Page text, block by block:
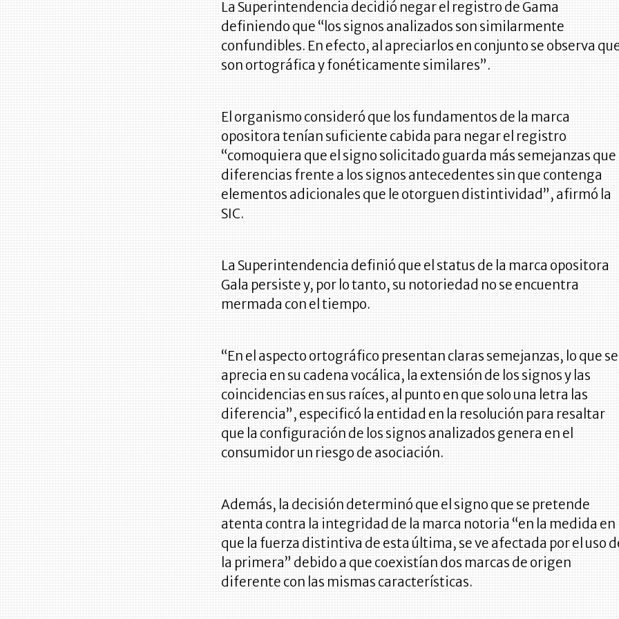
La Superintendencia decidió negar el registro de Gama
definiendo que “los signos analizados son similarmente
confundibles. En efecto, al apreciarlos en conjunto se observa
son ortográfica y fonéticamente similares”.
El organismo consideró que los fundamentos de la marca
opositora tenían suficiente cabida para negar el registro
“comoquiera que el signo solicitado guarda más semejanzas que
diferencias frente a los signos antecedentes sin que contenga
elementos adicionales que le otorguen distintividad”, afirmó la
SIC.
La Superintendencia definió que el status de la marca opositora
Gala persiste y, por lo tanto, su notoriedad no se encuentra
mermada con el tiempo.
“En el aspecto ortográfico presentan claras semejanzas, lo que se
aprecia en su cadena vocálica, la extensión de los signos y las
coincidencias en sus raíces, al punto en que solo una letra las
diferencia”, especificó la entidad en la resolución para resaltar
que la configuración de los signos analizados genera en el
consumidor un riesgo de asociación.
Además, la decisión determinó que el signo que se pretende
atenta contra la integridad de la marca notoria “en la medida en
que la fuerza distintiva de esta última, se ve afectada por el uso
la primera” debido a que coexistían dos marcas de origen
diferente con las mismas características.